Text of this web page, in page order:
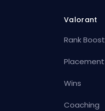
Valorant
Rank Boost
Placement
Wins
Coaching